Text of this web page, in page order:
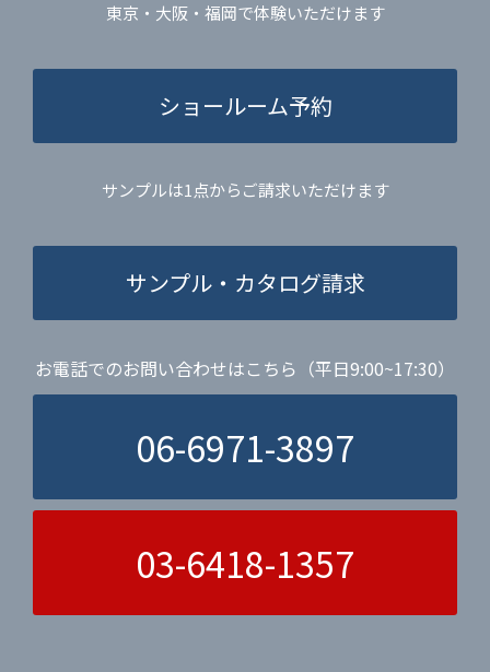
東京・大阪・福岡で体験いただけます
ショールーム予約
サンプルは1点からご請求いただけます
サンプル・カタログ請求
お電話でのお問い合わせはこちら（平日9:00~17:30）
06-6971-3897
03-6418-1357